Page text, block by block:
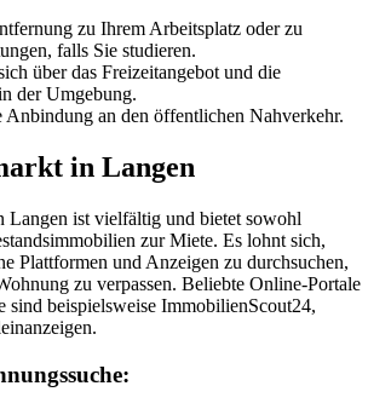
zu Ihrem Arbeitsplatz oder zu
falls Sie studieren.
über das Freizeitangebot und die
der Umgebung.
Anbindung an den öffentlichen Nahverkehr.
in Langen
Langen ist vielfältig und bietet sowohl
zur Miete. Es lohnt sich,
Plattformen und Anzeigen zu durchsuchen,
zu verpassen. Beliebte Online-Portale
sind beispielsweise ImmobilienScout24,